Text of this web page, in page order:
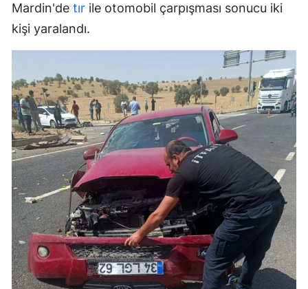
Mardin'de tır ile otomobil çarpışması sonucu iki
kişi yaralandı.